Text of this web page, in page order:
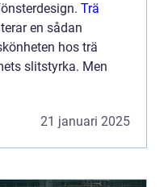
Trä
en sådan
hos trä
slitstyrka. Men
21 januari 2025